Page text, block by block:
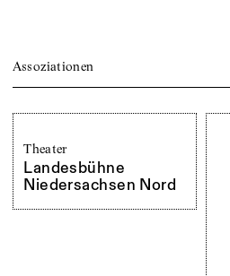
Assoziationen
Theater
Landesbühne
Niedersachsen Nord